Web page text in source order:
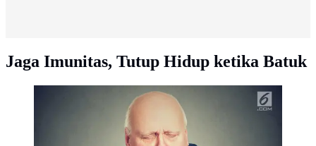
Jaga Imunitas, Tutup Hidup ketika Batuk
Ilustrasi Foto Batuk (iStockphoto)